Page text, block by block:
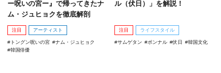
ー呪いの宮ー』で帰ってきたナ
ム・ジュヒョクを徹底解剖
注目 アーティスト
トングン呪いの宮
ナム・ジュヒョク
韓国俳優
ル（伏日）」を解説！
注目 ライフスタイル
サムゲタン ポンナル 伏日 韓国文化